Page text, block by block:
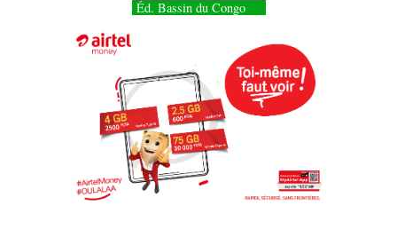
Éd. Bassin du Congo